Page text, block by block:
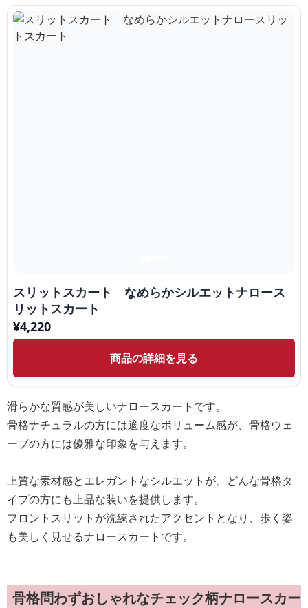
スリットスカート なめらかシルエットナロース
リットスカート
¥4,220
商品の詳細を見る
滑らかな質感が美しいナロースカートです。
骨格ナチュラルの方には適度なボリューム感が、骨格ウェ
ーブの方には優雅な印象を与えます。
上質な素材感とエレガントなシルエットが、どんな骨格タ
イプの方にも上品な装いを提供します。
フロントスリットが洗練されたアクセントとなり、歩く姿
も美しく見せるナロースカートです。
骨格問わずおしゃれなチェック柄ナロースカー